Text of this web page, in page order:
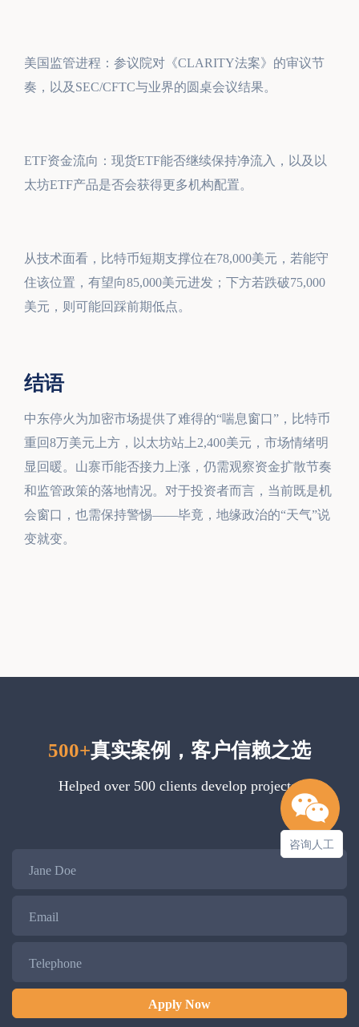
美国监管进程：参议院对《CLARITY法案》的审议节
奏，以及SEC/CFTC与业界的圆桌会议结果。
ETF资金流向：现货ETF能否继续保持净流入，以及以
太坊ETF产品是否会获得更多机构配置。
从技术面看，比特币短期支撑位在78,000美元，若能守
住该位置，有望向85,000美元进发；下方若跌破75,000
美元，则可能回踩前期低点。
结语
中东停火为加密市场提供了难得的“喘息窗口”，比特币
重回8万美元上方，以太坊站上2,400美元，市场情绪明
显回暖。山寨币能否接力上涨，仍需观察资金扩散节奏
和监管政策的落地情况。对于投资者而言，当前既是机
会窗口，也需保持警惕——毕竟，地缘政治的“天气”说
变就变。
500+真实案例，客户信赖之选
Helped over 500 clients develop projects.
Apply Now
咨询人工